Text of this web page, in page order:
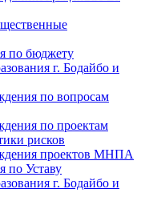
по бюджету
г. Бодайбо и
по вопросам
по проектам
рисков
проектов МНПА
по Уставу
г. Бодайбо и